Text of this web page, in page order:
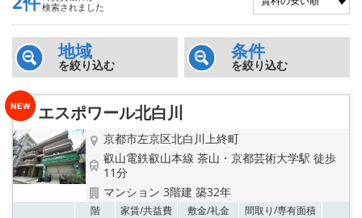
家族で住むならマンション？賃家？
一人暮らしの物件特集
ペット相談OKの賃貸！
特選物件
ハウスメーカー施工特集！
検索されました
地域
を絞り込む
条件
を絞り込む
エスポワール北白川
京都市左京区北白川上終町
叡山電鉄叡山本線 茶山・京都芸術大学駅 徒歩
11分
マンション 3階建 築32年
階 家賃/共益費 敷金/礼金 間取り/専有面積